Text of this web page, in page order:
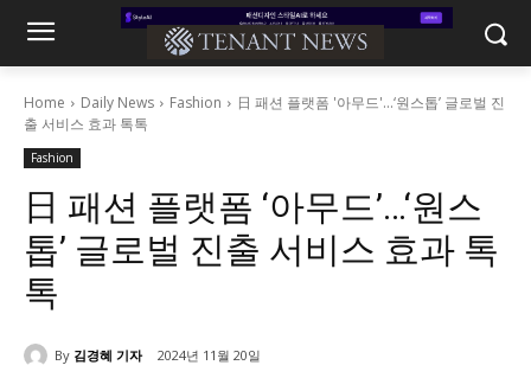
Home Daily News Fashion
日 패션 플랫폼 '아무드'...‘원스톱’ 글로벌 진
출 서비스 효과 톡톡
Fashion
日 패션 플랫폼 ‘아무드’…‘원스
톱’ 글로벌 진출 서비스 효과 톡
톡
By 김경혜 기자 2024년 11월 20일